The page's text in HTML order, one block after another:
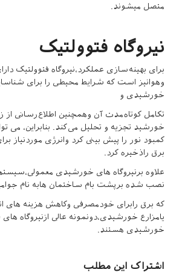
متصل میشوند.
نیروگاه فتوولتیک
برای بهینه‌سازی عملکرد،نیروگاه فتوولتیک
وهوانیز است که شرایط محیطی را برای
خورشیدی و
تکامل کوتاه‌مدت آن وهمچنین اطلاع‌رسانی از
خورشید تجزیه و تحلیل می‌کند. بنابراین، می
کمبود نور را پیش بینی کرد وانرژی موردنیاز
برق راذخیره کرد.
علاوه برنیروگاه های خورشیدی
نصب شده برپشت بام ساختمان هابه نام
که برق رابرای خودمصرفی وکاهش هزینه های
یامزارع خورشیدی،دونمونه عالی ازنیروگاه های
خورشیدی هستند.
اشتراک این مطلب